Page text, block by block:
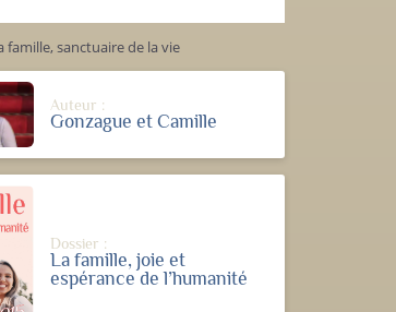
famille, sanctuaire de la vie
Auteur :
Gonzague et Camille
Dossier :
La famille, joie et
espérance de l’humanité